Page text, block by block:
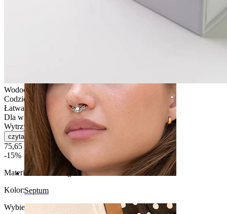
Septum
Wodoodporna
Codzienne użytkowanie
Łatwa w obsłudze
Dla większości rodzajów skóry
Wytrzymała
czytaj więcej
75,65 zł 89,00 zł
-15%
Materiał:
Stal chirurgiczna
Kolor:
Wybierz Kolor